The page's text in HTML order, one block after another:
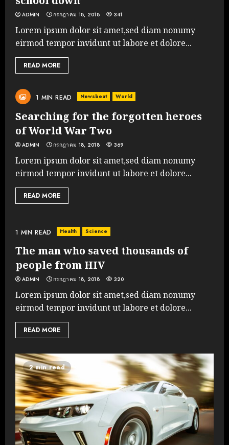
ADMIN กรกฎาคม 18, 2018 341
Lorem ipsum dolor sit amet,sed diam nonumy
eirmod tempor invidunt ut labore et dolore...
READ MORE
1 MIN READ Newsbeat World
Searching for the forgotten heroes
of World War Two
ADMIN กรกฎาคม 18, 2018 369
Lorem ipsum dolor sit amet,sed diam nonumy
eirmod tempor invidunt ut labore et dolore...
READ MORE
1 MIN READ Health Science
The man who saved thousands of
people from HIV
ADMIN กรกฎาคม 18, 2018 320
Lorem ipsum dolor sit amet,sed diam nonumy
eirmod tempor invidunt ut labore et dolore...
READ MORE
2 min read